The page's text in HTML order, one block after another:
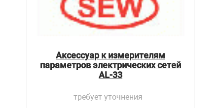
Аксессуар к измерителям
параметров электрических сетей
AL-33
требует уточнения